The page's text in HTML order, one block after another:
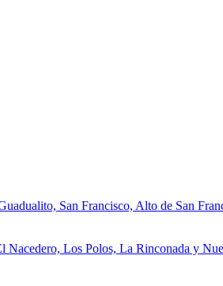
San Francisco, Alto de San
Nacedero, Los Polos, La Rinconada y